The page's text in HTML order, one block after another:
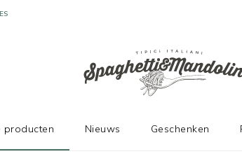
FABRIKANTEN
producten Nieuws Geschenken